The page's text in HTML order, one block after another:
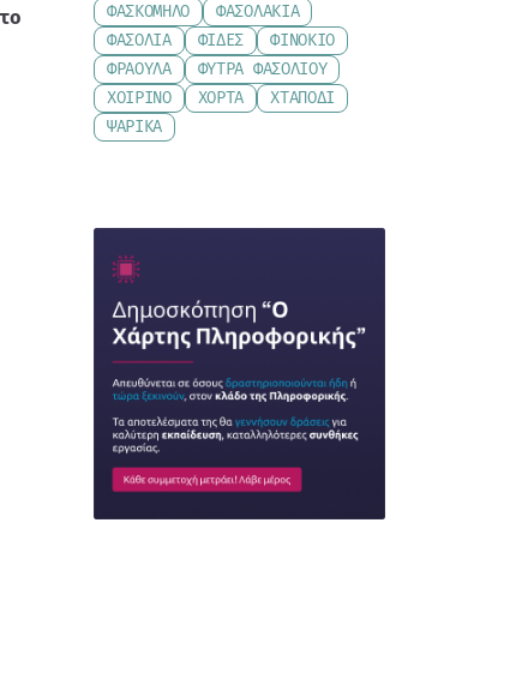
ΦΑΣΚΌΜΗΛΟ
ΦΑΣΟΛΆΚΙΑ
ΦΑΣΌΛΙΑ
ΦΙΔΈΣ
ΦΙΝΌΚΙΟ
ΦΡΆΟΥΛΑ
ΦΎΤΡΑ ΦΑΣΟΛΙΟΎ
ΧΟΙΡΙΝΌ
ΧΌΡΤΑ
ΧΤΑΠΌΔΙ
ΨΑΡΙΚΆ